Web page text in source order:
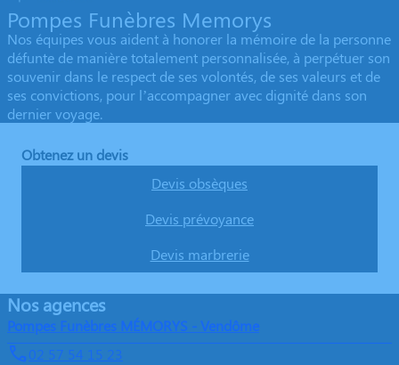
Pompes Funèbres Memorys
Nos équipes vous aident à honorer la mémoire de la personne
défunte de manière totalement personnalisée, à perpétuer son
souvenir dans le respect de ses volontés, de ses valeurs et de
ses convictions, pour l’accompagner avec dignité dans son
dernier voyage.
Obtenez un devis
Devis obsèques
Devis prévoyance
Devis marbrerie
Nos agences
Pompes Funèbres MÉMORYS - Vendôme
02 57 54 15 23